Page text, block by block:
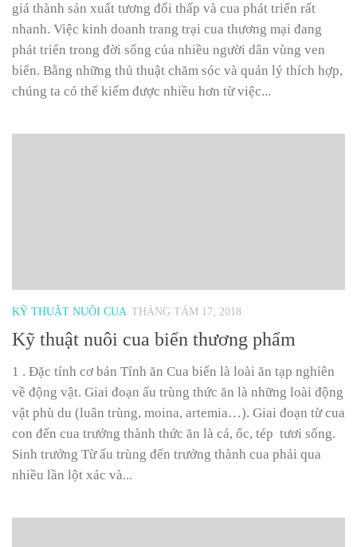
giá thành sản xuất tương đối thấp và cua phát triển rất
nhanh. Việc kinh doanh trang trại cua thương mại đang
phát triển trong đời sống của nhiều người dân vùng ven
biển. Bằng những thủ thuật chăm sóc và quản lý thích hợp,
chúng ta có thể kiếm được nhiều hơn từ việc...
KỸ THUẬT NUÔI CUA THÁNG TÁM 17, 2018
Kỹ thuật nuôi cua biển thương phẩm
1 . Đặc tính cơ bản Tính ăn Cua biển là loài ăn tạp nghiên
về động vật. Giai đoạn ấu trùng thức ăn là những loài động
vật phù du (luân trùng, moina, artemia…). Giai đoạn từ cua
con đến cua trưởng thành thức ăn là cá, ốc, tép tươi sống.
Sinh trưởng Từ ấu trùng đến trưởng thành cua phải qua
nhiều lần lột xác và...